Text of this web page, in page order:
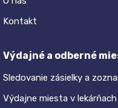
Kontakt
Výdajné a odberné
Sledovanie zásielky a
Výdajne miesta v lekárňach